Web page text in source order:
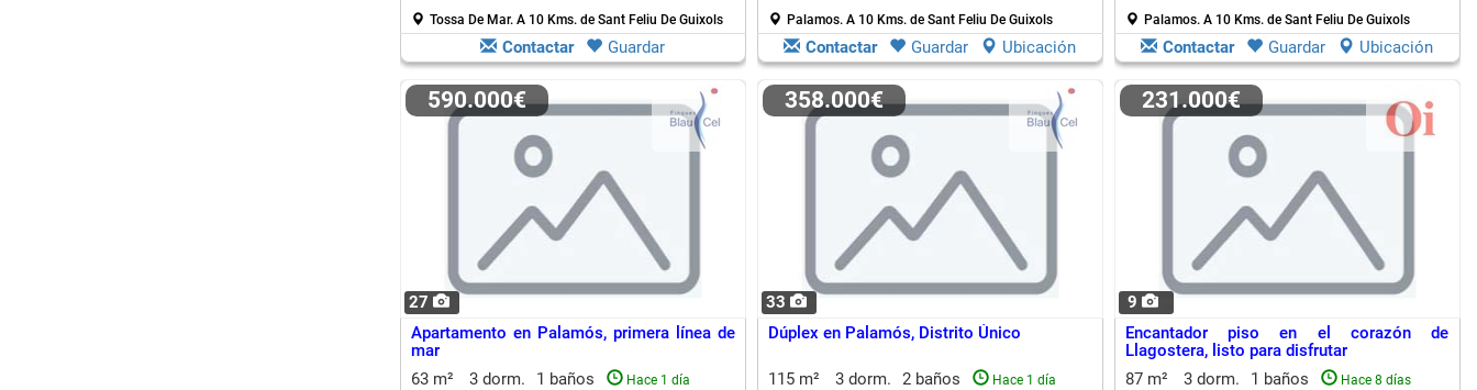
Tossa De Mar. A 10 Kms. de Sant Feliu De Guixols
Contactar Guardar
y dormitorio.
Palamos. A 10 Kms. de Sant Feliu De Guixols
Contactar Guardar Ubicación
Palamos. A 10 Kms. de Sant Feliu De Guixols
Contactar Guardar Ubicación
27
590.000€
Apartamento en Palamós, primera línea de
mar
63 m²
3 dorm. 1 baños Hace 1 día
33
358.000€
Dúplex en Palamós, Distrito Único
115 m² 3 dorm. 2 baños Hace 1 día
9
231.000€
Encantador piso en el corazón de
Llagostera, listo para disfrutar
87 m²
3 dorm. 1 baños Hace 8 días